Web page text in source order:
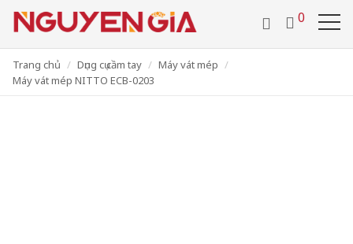
VIDEO TUYỂN DỤNG LIÊN HỆ
0
Trang chủ Dụng cụ cầm tay
Máy vát mép
Máy vát mép NITTO ECB-0203